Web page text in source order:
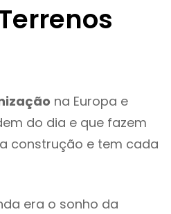
na Europa e
do dia e que fazem
construção e tem cada
era o sonho da